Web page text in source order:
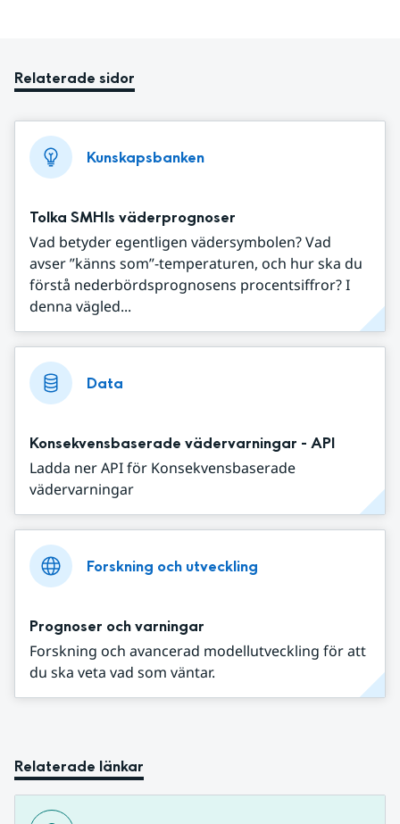
Relaterade sidor
Kunskapsbanken
Tolka SMHIs väderprognoser
Vad betyder egentligen vädersymbolen? Vad
avser ”känns som”-temperaturen, och hur ska du
förstå nederbördsprognosens procentsiffror? I
denna vägled...
Data
Konsekvensbaserade vädervarningar - API
Ladda ner API för Konsekvensbaserade
vädervarningar
Forskning och utveckling
Prognoser och varningar
Forskning och avancerad modellutveckling för att
du ska veta vad som väntar.
Relaterade länkar